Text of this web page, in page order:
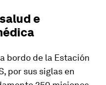
e
bordo de la Estación
por sus siglas en